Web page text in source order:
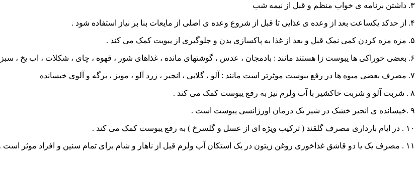
۳. داشتن برنامه ی خواب منظم و قبل از نیمه شب
۴. از حدکد یکساعت بعد از وعده ی غذایی تا قبل از شروع وعده ی اصلی از مایعات بنا بر نیاز استفاده شود .
۵. مزه مزه کردن کمی نمک قبل و بعد از غذا به پاکسازی بدن و جلوگیری از یبویت کمک می کند .
۶. بعضی خوراکی ها یبوست زا هستند مانند : بادمجان ، عدس ، گوشتهای مانده ، غذاهای شور ، قهوه ، چای ، شکلات ، اب یخ ، سبزی هایی مانند شاهی ، آبغوره و فست فودها که از مصرف آنها بپرهیزید .
۷. مصرف بعضی میوه ها در رفع یبوست موثرتر است مانند : آلو ، گلابی ، انجیر ، زرد آلو ، مویز ، برگه و آلوی خیسانده
۸ . شربت آلو و شربت خاکشیر با آب ولرم نیز به رفع یبوست کمک می کند .
۹ .خیسانده ی انجیر خشک در شیر یک درمان اورژانسی یبوست است .
۱۰ . در ایام بارداری مصرف گلقند ( ترکیب ویژه ای از عسل و گلسرخ ) به رفع یبوست کمک می کند .
۱۱ . مصرف یک یا دو قاشق غذاخوری روغن زیتون در یک استکان آب ولرم قبل از ناهار و شام برای تمام سنین و افراد موثر است .